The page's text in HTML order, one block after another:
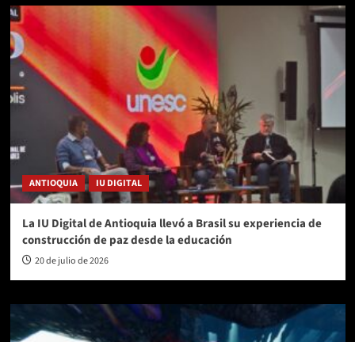
ANTIOQUIA IU DIGITAL
La IU Digital de Antioquia llevó a Brasil su experiencia de
construcción de paz desde la educación
20 de julio de 2026